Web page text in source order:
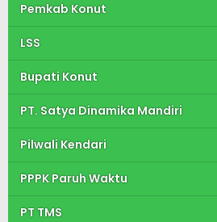
Pemkab Konut
LSS
Bupati Konut
PT. Satya Dinamika Mandiri
Pilwali Kendari
PPPK Paruh Waktu
PT TMS